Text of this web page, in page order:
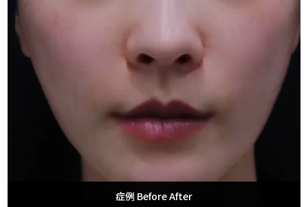
症例 Before After